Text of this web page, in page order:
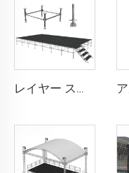
レイヤー ステージ